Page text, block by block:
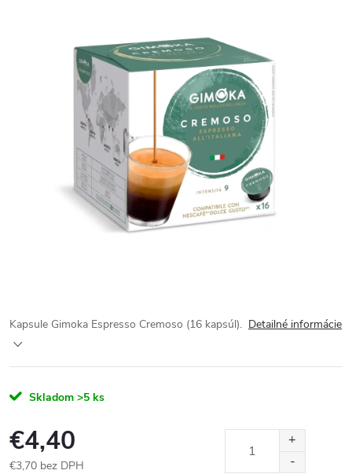
Kapsule Gimoka Espresso Cremoso (16 kapsúl). Detailné informácie
Skladom >5 ks
€4,40
€3,70 bez DPH